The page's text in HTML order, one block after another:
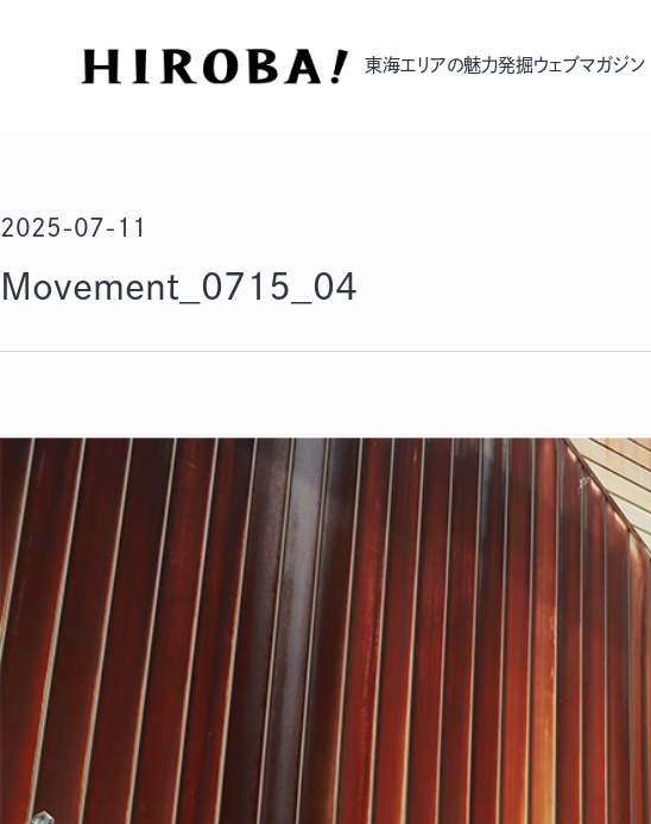
東海エリアの魅力発掘ウェブマガジン
2025-07-11
Movement_0715_04